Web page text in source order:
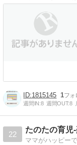
1815145 1
週間IN:8 週間OUT:8
22
たのたの育児